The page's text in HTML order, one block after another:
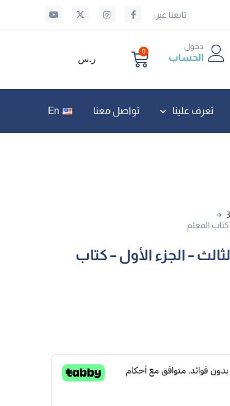
تابعنا عبر:
دخول
الحساب
0
ر.س
تعرف علينا تواصل معنا En
كتاب المعلم
– الجزء الأول – كتاب